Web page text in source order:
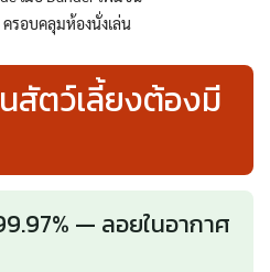
รอบคลุมห้องนั่งเล่น
สัตว์เลี้ยงต้องมี
— ลอยในอากาศ